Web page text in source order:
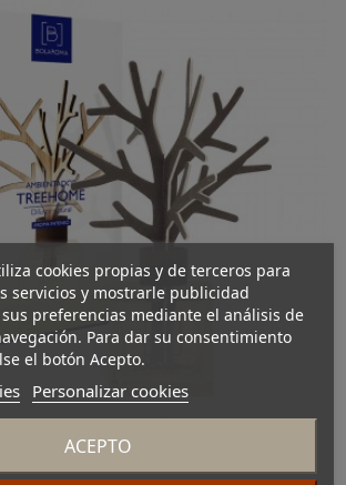
cookies propias y de terceros para
servicios y mostrarle publicidad
preferencias mediante el análisis de
Para dar su consentimiento
el botón Acepto.
Personalizar cookies
ACEPTO